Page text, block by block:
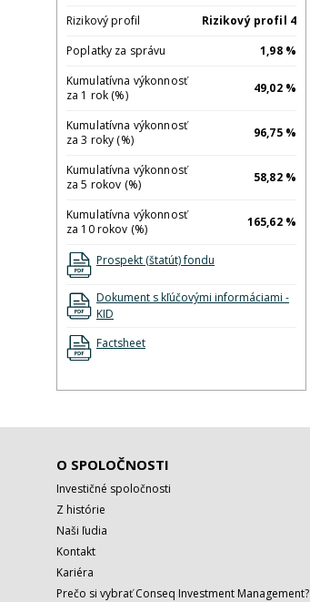
Rizikový profil
Rizikový profil 4
Poplatky za správu
1,98 %
Kumulatívna výkonnosť
za 1 rok (%)
49,02 %
Kumulatívna výkonnosť
za 3 roky (%)
96,75 %
Kumulatívna výkonnosť
za 5 rokov (%)
58,82 %
Kumulatívna výkonnosť
za 10 rokov (%)
165,62 %
Prospekt (štatút) fondu
Dokument s kľúčovými informáciami -
KID
Factsheet
O SPOLOČNOSTI
Investičné spoločnosti
Z histórie
Naši ľudia
Kontakt
Kariéra
Prečo si vybrať Conseq Investment Management?